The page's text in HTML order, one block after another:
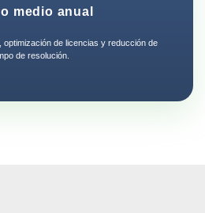
medio anual
optimización de licencias y reducción de
de resolución.